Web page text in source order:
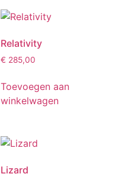
Relativity
€ 285,00
Toevoegen aan
winkelwagen
Lizard